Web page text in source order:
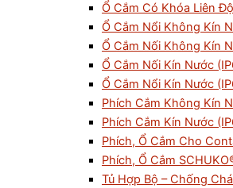
Ổ Cắm Có Khóa Liên
Ổ Cắm Nổi Không Kín
Ổ Cắm Nối Không Kín
Ổ Cắm Nối Kín Nước
Ổ Cắm Nổi Kín Nước
Phích Cắm Không Kín
Phích Cắm Kín Nước
Phích, Ổ Cắm Cho
Phích, Ổ Cắm
Tủ Hợp Bộ – Chống